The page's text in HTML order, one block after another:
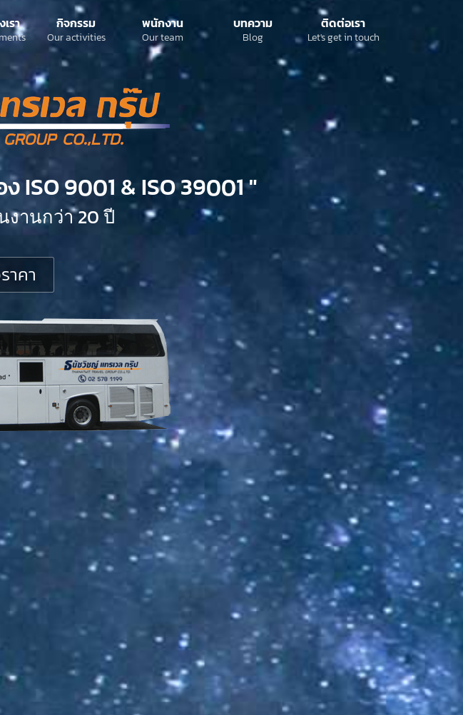
รา กิจกรรม
Our activities
พนักงาน
Our team
บทความ
Blog
ติดต่อเรา
Let's get in touch
ISO 9001 & ISO 39001 "​
านกว่า 20 ปี
าคา